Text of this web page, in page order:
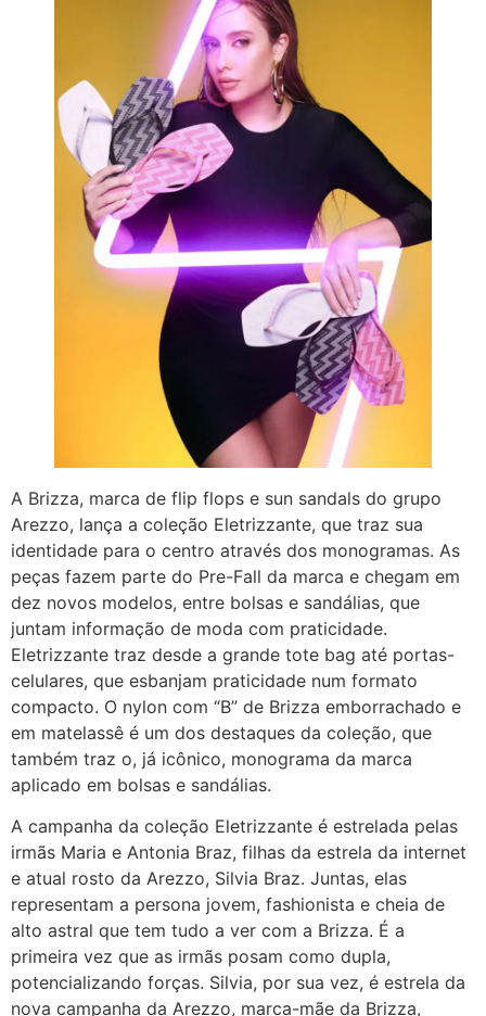
A Brizza, marca de flip flops e sun sandals do grupo
Arezzo, lança a coleção Eletrizzante, que traz sua
identidade para o centro através dos monogramas. As
peças fazem parte do Pre-Fall da marca e chegam em
dez novos modelos, entre bolsas e sandálias, que
juntam informação de moda com praticidade.
Eletrizzante traz desde a grande tote bag até portas-
celulares, que esbanjam praticidade num formato
compacto. O nylon com “B” de Brizza emborrachado e
em matelassê é um dos destaques da coleção, que
também traz o, já icônico, monograma da marca
aplicado em bolsas e sandálias.
A campanha da coleção Eletrizzante é estrelada pelas
irmãs Maria e Antonia Braz, filhas da estrela da internet
e atual rosto da Arezzo, Silvia Braz. Juntas, elas
representam a persona jovem, fashionista e cheia de
alto astral que tem tudo a ver com a Brizza. É a
primeira vez que as irmãs posam como dupla,
potencializando forças. Silvia, por sua vez, é estrela da
nova campanha da Arezzo, marca-mãe da Brizza,